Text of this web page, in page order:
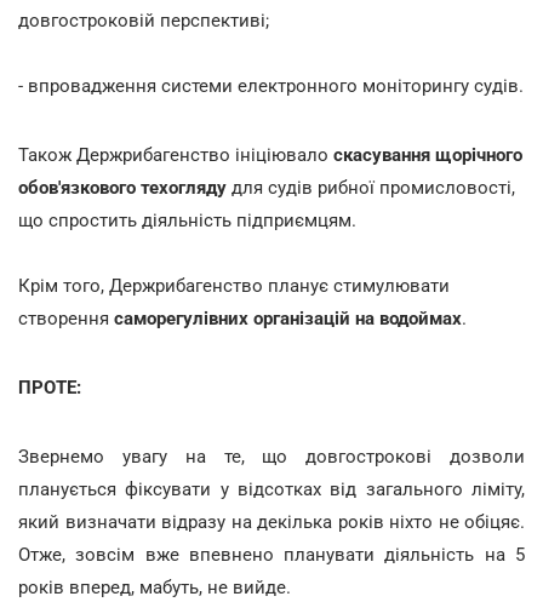
довгостроковій перспективі;
- впровадження системи електронного моніторингу судів.
Також Держрибагенство ініціювало скасування щорічного
обов'язкового техогляду для судів рибної промисловості,
що спростить діяльність підприємцям.
Крім того, Держрибагенство планує стимулювати
створення саморегулівних організацій на водоймах.
ПРОТЕ:
Звернемо увагу на те, що довгострокові дозволи
планується фіксувати у відсотках від загального ліміту,
який визначати відразу на декілька років ніхто не обіцяє.
Отже, зовсім вже впевнено планувати діяльність на 5
років вперед, мабуть, не вийде.